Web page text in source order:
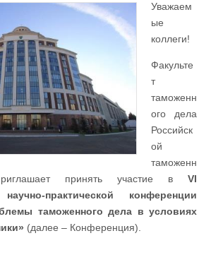
Уважаем
ые
коллеги!
Факульте
т
таможенн
ого дела
Российск
ой
таможенн
принять участие в VI
практической конференции
таможенного дела в условиях
(далее – Конференция).